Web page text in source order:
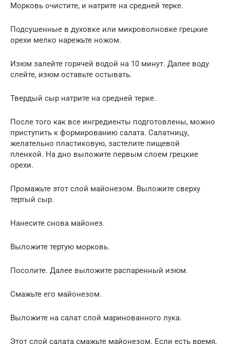
Морковь очистите, и натрите на средней терке.
Подсушенные в духовке или микроволновке грецкие
орехи мелко нарежьте ножом.
Изюм залейте горячей водой на 10 минут. Далее воду
слейте, изюм оставьте остывать.
Твердый сыр натрите на средней терке.
После того как все ингредиенты подготовлены, можно
приступить к формированию салата. Салатницу,
желательно пластиковую, застелите пищевой
пленкой. На дно выложите первым слоем грецкие
орехи.
Промажьте этот слой майонезом. Выложите сверху
тертый сыр.
Нанесите снова майонез.
Выложите тертую морковь.
Посолите. Далее выложите распаренный изюм.
Смажьте его майонезом.
Выложите на салат слой маринованного лука.
Этот слой салата смажьте майонезом. Если есть время,